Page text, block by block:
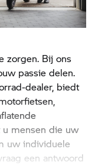
zorgen. Bij ons
passie delen.
dealer, biedt
u mensen die uw
uw individuele
een antwoord